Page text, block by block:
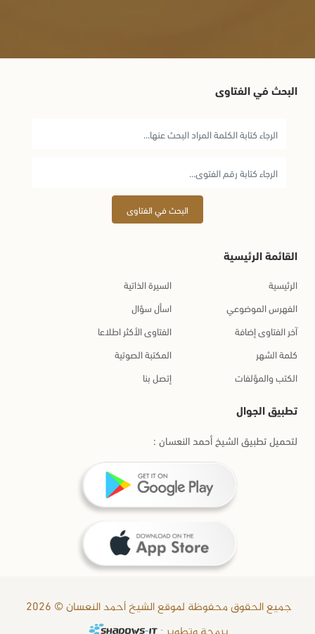
البحث في الفتاوى
البحث في الفتاوى
القائمة الرئيسية
الرئيسية
السيرة الذاتية
الفهرس الموضوعي
اسأل سؤال
آخر الفتاوى إضافة
الفتاوى الأكثر اطلاعا
كلمة الشهر
المكتبة الصوتية
الكتب والمؤلفات
إتصل بنا
تطبيق الجوال
لتحميل تطبيق الشيخ أحمد النعسان :
جميع الحقوق محفوظة لموقع الشيخ أحمد النعسان © 2026